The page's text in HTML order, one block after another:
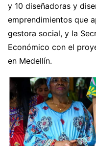
y 10 diseñadoras y
emprendimientos que
gestora social, y la
Económico con el
en Medellín.